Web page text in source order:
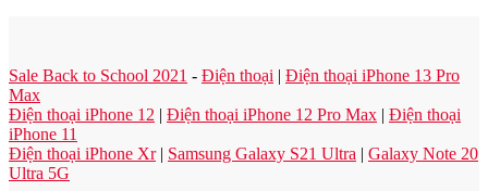
Sale Back to School 2021 - Điện thoại | Điện thoại iPhone 13 Pro
Max
Điện thoại iPhone 12 | Điện thoại iPhone 12 Pro Max | Điện thoại
iPhone 11
Điện thoại iPhone Xr| Samsung Galaxy S21 Ultra | Galaxy Note 20
Ultra 5G